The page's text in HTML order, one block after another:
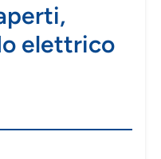
elettrico